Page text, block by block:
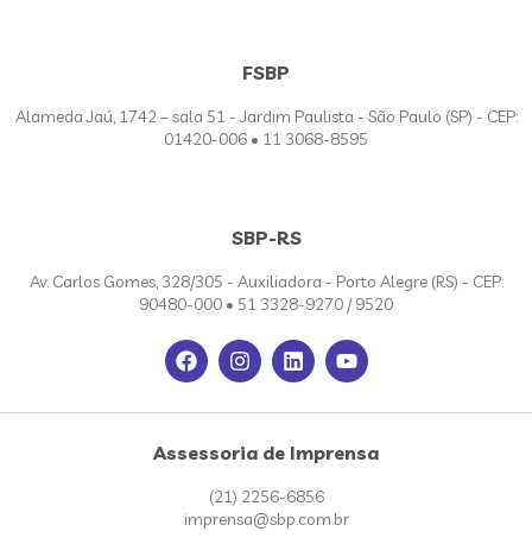
FSBP
Alameda Jaú, 1742 – sala 51 - Jardim Paulista - São Paulo (SP) - CEP:
01420-006 • 11 3068-8595
SBP-RS
Av. Carlos Gomes, 328/305 - Auxiliadora - Porto Alegre (RS) - CEP:
90480-000 • 51 3328-9270 / 9520
Assessoria de Imprensa
(21) 2256-6856
imprensa@sbp.com.br